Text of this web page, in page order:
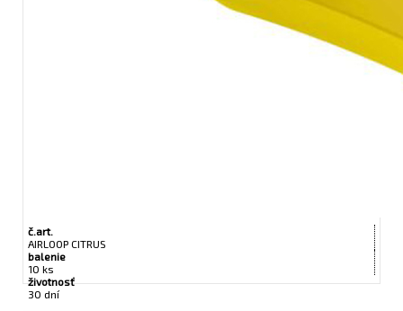
č.art.
AIRLOOP CITRUS
balenie
10 ks
životnosť
30 dní